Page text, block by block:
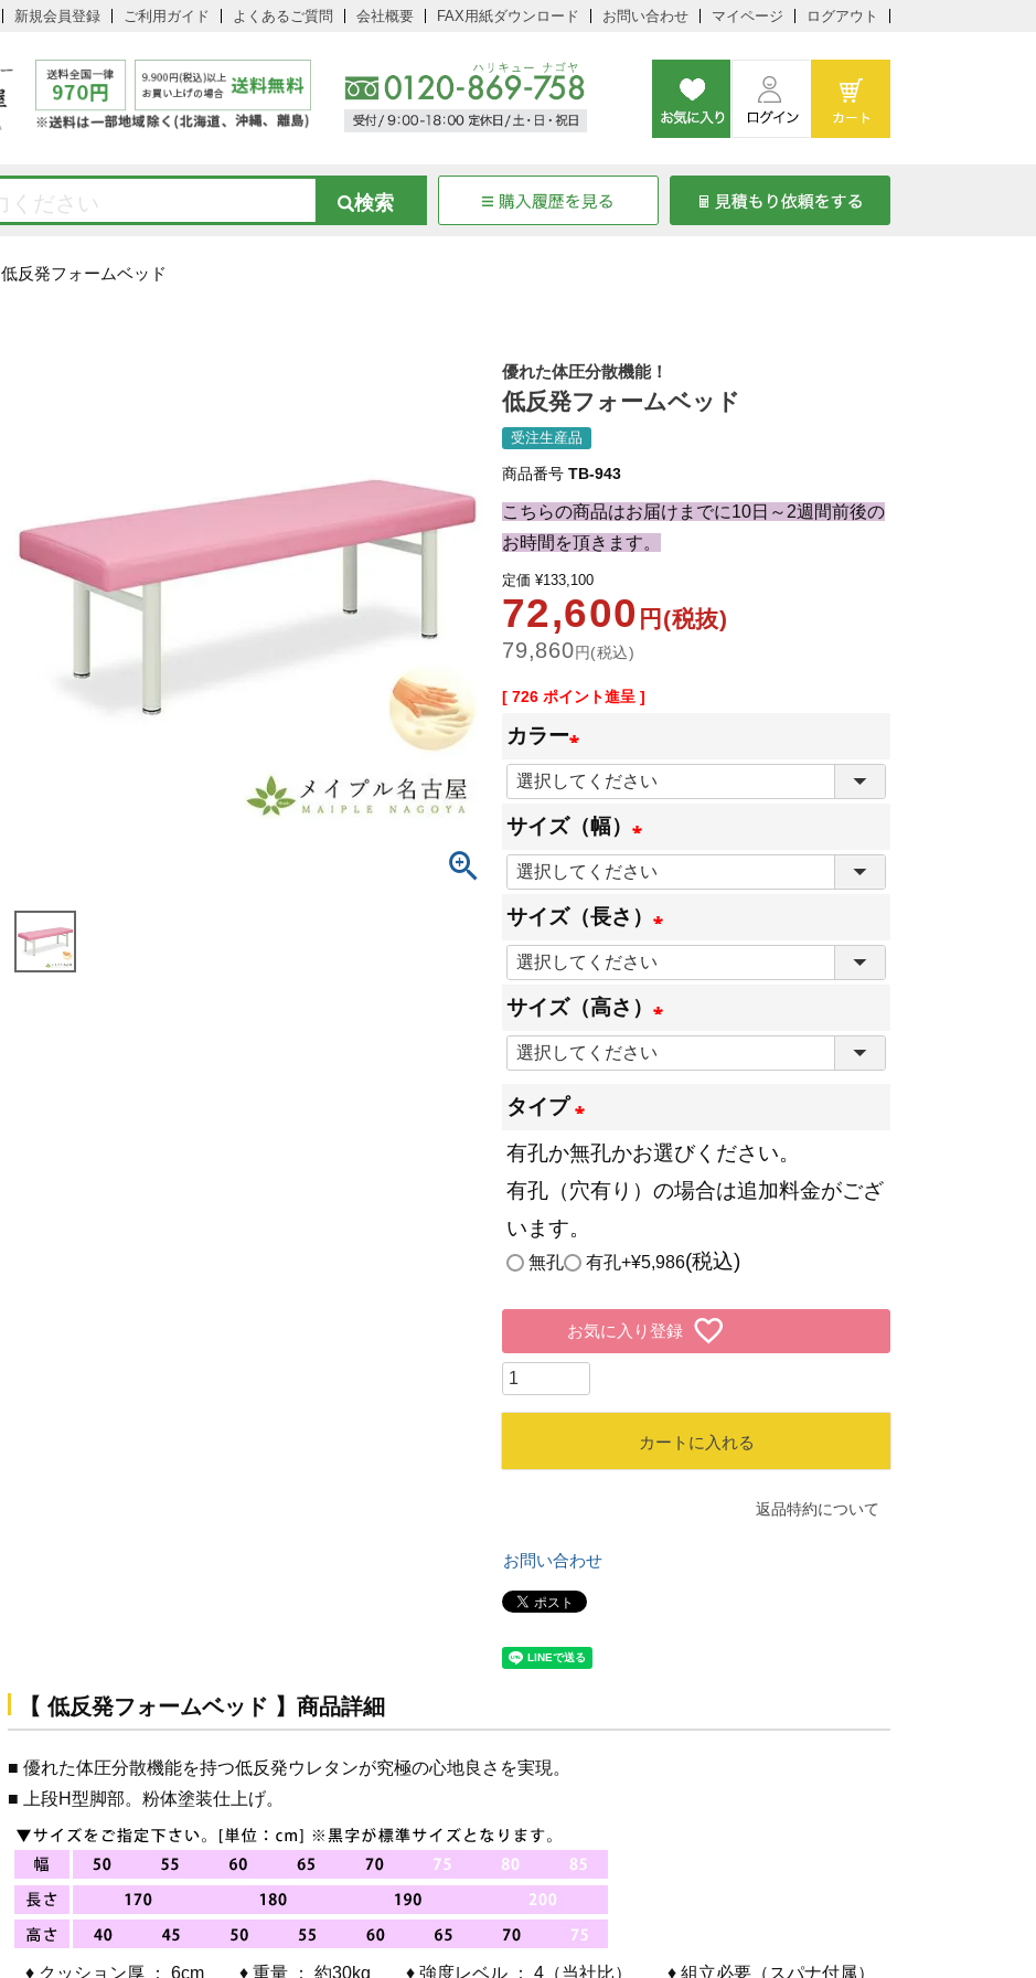
新規会員登録 ご利用ガイド よくあるご質問 会社概要 FAX用紙ダウンロード お問い合わせ マイページ ログアウト
低反発フォームベッド
優れた体圧分散機能！
低反発フォームベッド
受注生産品
商品番号 TB-943
こちらの商品はお届けまでに10日～2週間前後の
お時間を頂きます。
定価 ¥133,100
72,600 円(税抜)
79,860円(税込)
[ 726 ポイント進呈 ]
カラー
(
必
須
)
サイズ（幅）
(
必
須
)
サイズ（長さ）
(
必
須
)
サイズ（高さ）
(
)
タイプ
(
必
須
)
有孔か無孔かお選びください。
有孔（穴有り）の場合は追加料金がござ
います。
無孔 有孔+¥5,986 税込
お気に入り登録
カートに入れる
返品特約について
お問い合わせ
【 低反発フォームベッド 】商品詳細
■ 優れた体圧分散機能を持つ低反発ウレタンが究極の心地良さを実現。
■ 上段H型脚部。粉体塗装仕上げ。
♦ クッション厚 ： 6cm ♦ 重量 ： 約30kg ♦ 強度レベル ： 4（当社比） ♦ 組立必要（スパナ付属）